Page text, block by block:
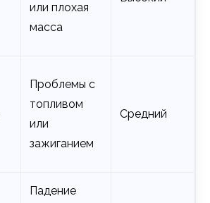
или плохая
масса
Проблемы с
топливом
или
зажиганием
Средний
Падение